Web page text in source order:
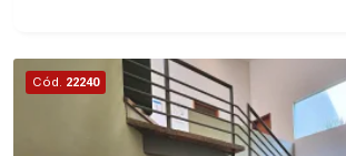
cerca elétrica, iluminação, aparelhos
condicionado, rico em armários, 6
cobertas, fino acabamento, alto
localização, próximo ao Novo Shopping.
Cód. 22240